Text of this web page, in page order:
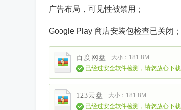
广告布局，可见性被禁用；
Google Play 商店安装包检查已关闭；
百度网盘
大小：181.8M
已经过安全软件检测，请您放心下载
123云盘
大小：181.8M
已经过安全软件检测，请您放心下载